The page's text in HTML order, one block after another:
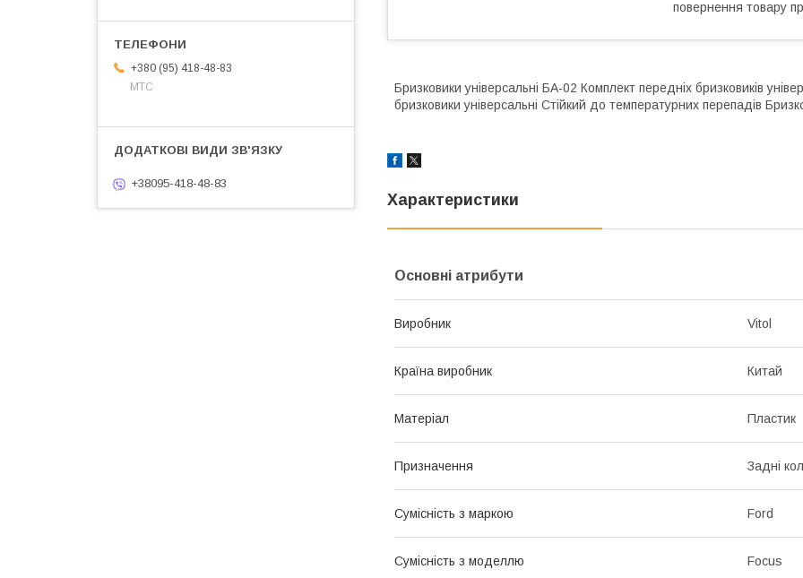
повернення товару
Бризковики універсальні БА-02 Комплект передніх бризковиків
бризковики універсальні Стійкий до температурних перепадів
Характеристики
Основні атрибути
Виробник Vitol
Країна виробник Китай
Матеріал Пластик
Призначення Задні
Сумісність з маркою Ford
Сумісність з моделлю Focus
+380 (95) 418-48-83
МТС
+38095-418-48-83